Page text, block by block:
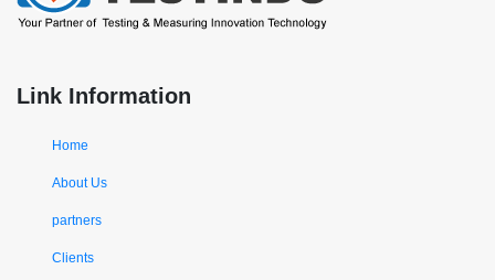
Link Information
Home
About Us
partners
Clients